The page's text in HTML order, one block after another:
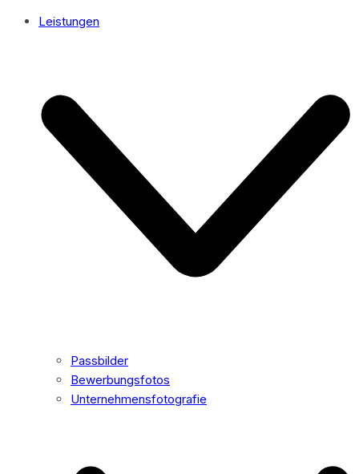
Leistungen
Passbilder
Bewerbungsfotos
Unternehmensfotografie